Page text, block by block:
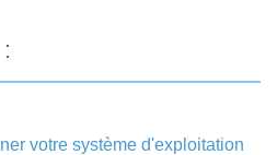
votre système d'exploitation